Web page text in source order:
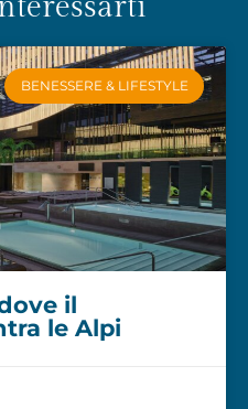
BENESSERE & LIFESTYLE
il
le Alpi